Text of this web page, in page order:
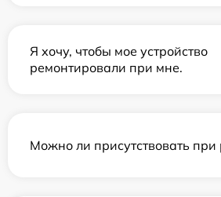
Я хочу, чтобы мое устройство
ремонтировали при мне.
Можно ли присутствовать при